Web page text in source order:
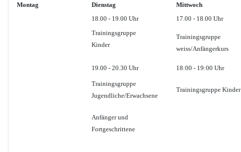
Montag Dienstag Mittwoch
18.00 - 19.00 Uhr
17.00 - 18.00 Uhr
Trainingsgruppe
Kinder
Trainingsgruppe
weiss/Anfängerkurs
19.00 - 20.30 Uhr 18:00 - 19:00 Uhr
Trainingsgruppe
Jugendliche/Erwachsene
Trainingsgruppe Kinder
Anfänger und
Fortgeschrittene